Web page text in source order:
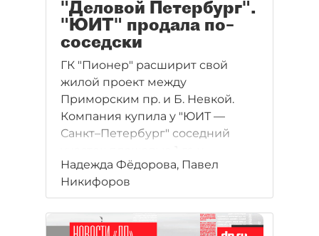
"Деловой Петербург".
"ЮИТ" продала по–
соседски
ГК "Пионер" расширит свой
жилой проект между
Приморским пр. и Б. Невкой.
Компания купила у "ЮИТ —
Санкт–Петербург" соседний
собирается построить там
вторую очередь ЖК "Life–
Приморский". Участок мог
стоить 350 – 400 млн рублей.
Надежда Фёдорова, Павел
Никифоров